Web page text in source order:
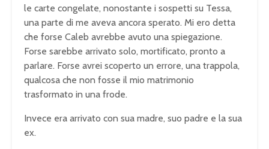
le carte congelate, nonostante i sospetti su Tessa,
una parte di me aveva ancora sperato. Mi ero detta
che forse Caleb avrebbe avuto una spiegazione.
Forse sarebbe arrivato solo, mortificato, pronto a
parlare. Forse avrei scoperto un errore, una trappola,
qualcosa che non fosse il mio matrimonio
trasformato in una frode.
Invece era arrivato con sua madre, suo padre e la sua
ex.